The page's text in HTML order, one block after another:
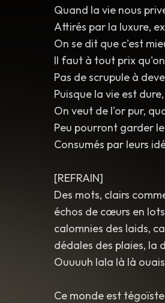
Quand la vie nous
Attirés par la luxure,
On se dit que c'est
Il faut à tout prix
Pas de scrupule à
Puisque la vie est
On veut de l'or pur,
Peu pourront garder
Consumés par leurs
[REFRAIN]
Des mots, clairs
échos de cœurs en
calomnies des laids,
dédales des plaies, la
Ouuuuh lala là là
Ce monde est